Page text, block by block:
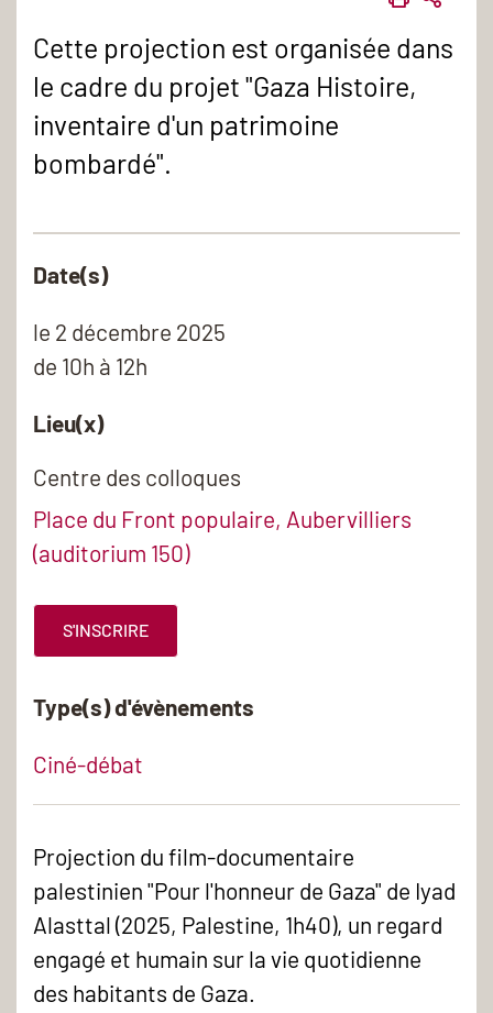
Cette projection est organisée dans
le cadre du projet "Gaza Histoire,
inventaire d'un patrimoine
bombardé".
Date(s)
le 2 décembre 2025
de 10h à 12h
Lieu(x)
Centre des colloques
Place du Front populaire, Aubervilliers
(auditorium 150)
S'INSCRIRE
Type(s) d'évènements
Ciné-débat
Projection du film-documentaire
palestinien "Pour l'honneur de Gaza" de Iyad
Alasttal (2025, Palestine, 1h40), un regard
engagé et humain sur la vie quotidienne
des habitants de Gaza.